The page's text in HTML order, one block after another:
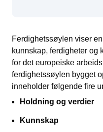
Ferdighetssøylen viser
kunnskap, ferdigheter og
for det europeiske
ferdighetssøylen bygget
inneholder følgende fire
Holdning og verdier
Kunnskap